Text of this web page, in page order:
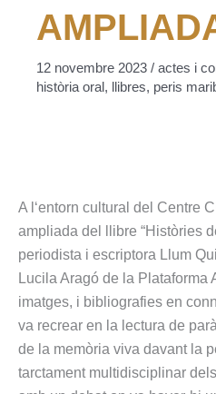
12 novembre 2023 / actes i
història oral, llibres, peris
A l‘entorn cultural del Centre
ampliada del llibre “Històries
periodista i escriptora Llum
Lucila Aragó de la
imatges, i bibliografies en
va recrear en la lectura de
de la memòria viva davant la
tarctament multidisciplinar